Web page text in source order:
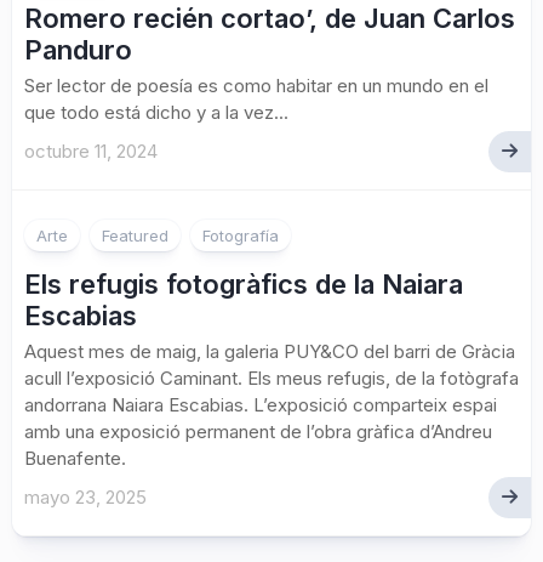
Romero recién cortao’, de Juan Carlos
Panduro
Ser lector de poesía es como habitar en un mundo en el
que todo está dicho y a la vez...
octubre 11, 2024
Arte Featured Fotografía
Els refugis fotogràfics de la Naiara
Escabias
Aquest mes de maig, la galeria PUY&CO del barri de Gràcia
acull l’exposició Caminant. Els meus refugis, de la fotògrafa
andorrana Naiara Escabias. L’exposició comparteix espai
amb una exposició permanent de l’obra gràfica d’Andreu
Buenafente.
mayo 23, 2025